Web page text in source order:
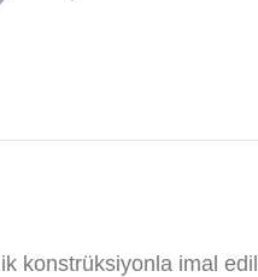
konstrüksiyonla imal